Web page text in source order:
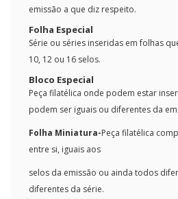
emissão a que diz respeito.
Folha Especial
Série ou séries inseridas em folhas
10, 12 ou 16 selos.
Bloco Especial
Peça filatélica onde podem estar
podem ser iguais ou diferentes da
Folha Miniatura-Peça filatélica
entre si, iguais aos
selos da emissão ou ainda todos
diferentes da série.